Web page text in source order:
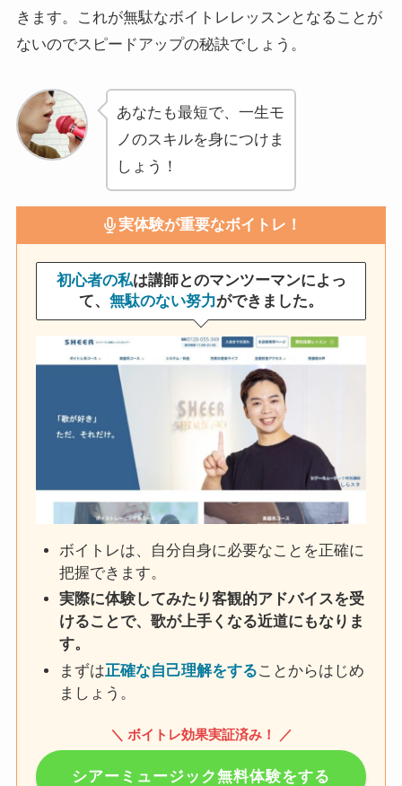
きます。これが無駄なボイトレレッスンとなることが
ないのでスピードアップの秘訣でしょう。
あなたも最短で、一生モ
ノのスキルを身につけま
しょう！
実体験が重要なボイトレ！
初心者の私は講師とのマンツーマンによっ
て、 無駄のない努力ができました。
ボイトレは、自分自身に必要なことを正確に
把握できます。
実際に体験してみたり客観的アドバイスを受
けることで、歌が上手くなる近道にもなりま
す。
まずは正確な自己理解をすることからはじめ
ましょう。
＼ ボイトレ効果実証済み！ ／
シアーミュージック無料体験をする